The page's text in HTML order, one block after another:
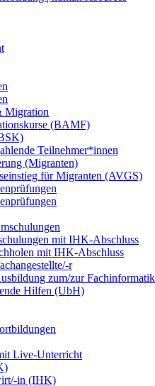
Migration
(BAMF)
Teilnehmer*innen
(Migranten)
für Migranten (AVGS)
mit IHK-Abschluss
mit IHK-Abschluss
r
zum/zur
Hilfen (UbH)
Live-Unterricht
in (IHK)